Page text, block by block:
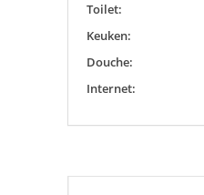
Toilet:
Keuken:
Douche:
Internet: